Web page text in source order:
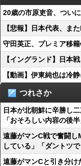
20歳の市原吏音、つい
【悲報】日本代表、ま
守田英正、プレミア移
【イングランド】日本
【動画】伊東純也は冷
つれさか
日本が北朝鮮に辛勝し
「おそろしい内容の後
遠藤がマンC戦で奮闘
している」「ダントツ
遠藤がマンCと引き分